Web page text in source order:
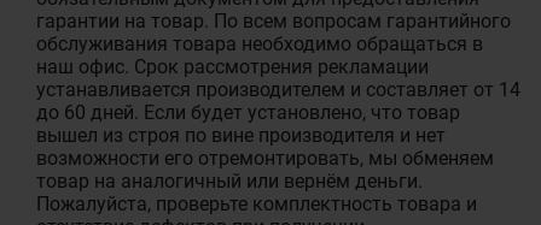
гарантии на товар. По всем вопросам гарантийного
обслуживания товара необходимо обращаться в
наш офис. Срок рассмотрения рекламации
устанавливается производителем и составляет от 14
до 60 дней. Если будет установлено, что товар
вышел из строя по вине производителя и нет
возможности его отремонтировать, мы обменяем
товар на аналогичный или вернём деньги.
Пожалуйста, проверьте комплектность товара и